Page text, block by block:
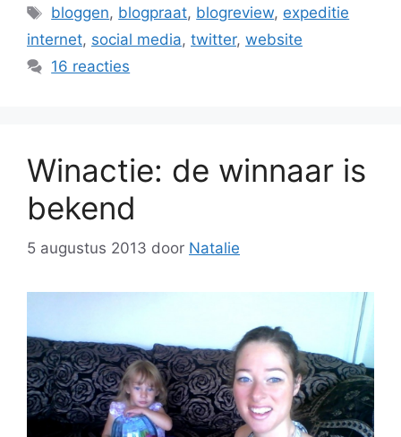
Tags
bloggen, blogpraat, blogreview, expeditie
internet, social media, twitter, website
16 reacties
Winactie: de winnaar is
bekend
5 augustus 2013 door Natalie